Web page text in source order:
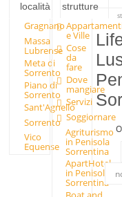
località
Gragnano
Massa
Lubrense
Meta di
Sorrento
Piano di
Sorrento
Sant'Agnello
Sorrento
Vico
Equense
strutture
e Ville
Cose
da
fare
Dove
mangiare
Servizi
Soggiornare
Agriturismo
in Penisola
Sorrentina
ApartHotel
in Penisola
Sorrentina